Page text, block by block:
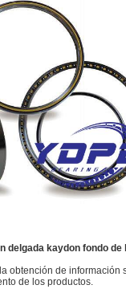
delgada kaydon fondo de
obtención de información
de los productos.